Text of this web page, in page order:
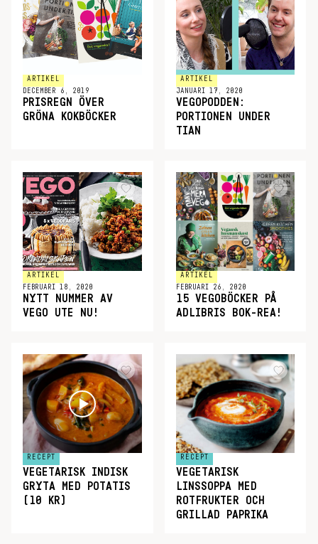
ARTIKEL
DECEMBER 6, 2019
PRISREGN ÖVER
GRÖNA KOKBÖCKER
ARTIKEL
JANUARI 17, 2020
VEGOPODDEN:
PORTIONEN UNDER
TIAN
ARTIKEL
FEBRUARI 18, 2020
NYTT NUMMER AV
VEGO UTE NU!
ARTIKEL
FEBRUARI 26, 2020
15 VEGOBÖCKER PÅ
ADLIBRIS BOK-REA!
RECEPT
VEGETARISK INDISK
GRYTA MED POTATIS
(10 KR)
RECEPT
VEGETARISK
LINSSOPPA MED
ROTFRUKTER OCH
GRILLAD PAPRIKA